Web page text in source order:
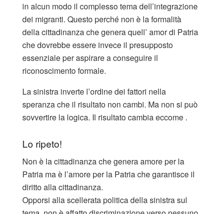
in alcun modo il complesso tema dell’integrazione
dei migranti. Questo perché non è la formalità
della cittadinanza che genera quell’ amor di Patria
che dovrebbe essere invece il presupposto
essenziale per aspirare a conseguire il
riconoscimento formale.
La sinistra inverte l’ordine dei fattori nella
speranza che il risultato non cambi. Ma non si può
sovvertire la logica. Il risultato cambia eccome .
Lo ripeto!
Non è la cittadinanza che genera amore per la
Patria ma è l’amore per la Patria che garantisce il
diritto alla cittadinanza.
Opporsi alla scellerata politica della sinistra sul